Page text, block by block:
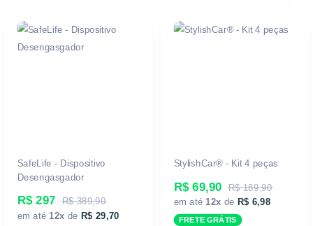
SafeLife - Dispositivo
Desengasgador
R$ 297
R$ 389,90
em até 12x de R$ 29,70
StylishCar® - Kit 4 peças
R$ 69,90
R$ 189,90
em até 12x de R$ 6,98
FRETE GRÁTIS